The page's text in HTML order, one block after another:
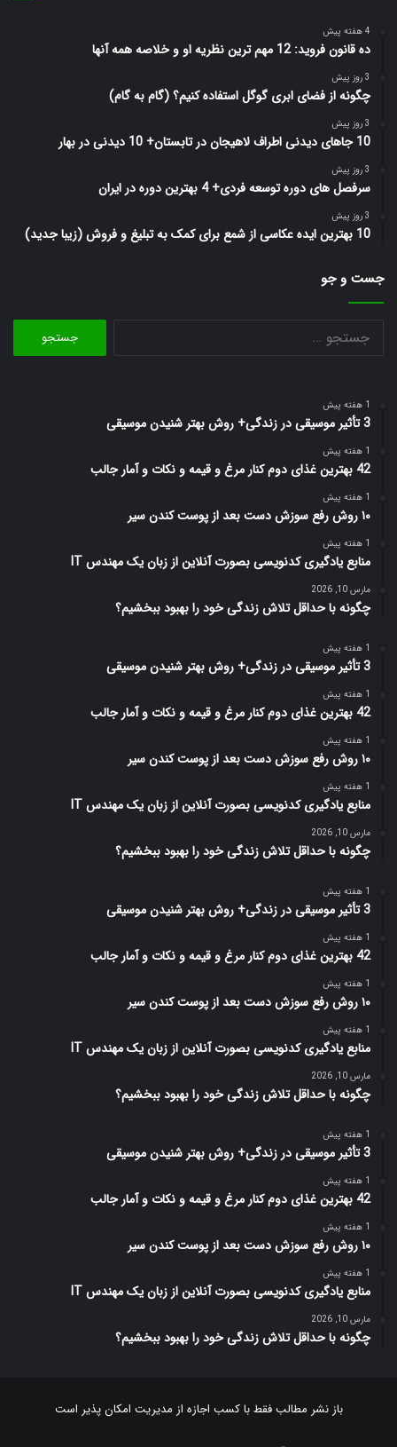
4 هفته پیش
ده قانون فروید: 12 مهم ترین نظریه او و خلاصه همه آنها
3 روز پیش
چگونه از فضای ابری گوگل استفاده کنیم؟ (گام به گام)
3 روز پیش
10 جاهای دیدنی اطراف لاهیجان در تابستان+ 10 دیدنی در بهار
3 روز پیش
سرفصل های دوره توسعه فردی+ 4 بهترین دوره در ایران
3 روز پیش
10 بهترین ایده عکاسی از شمع برای کمک به تبلیغ و فروش (زیبا جدید)
جست و جو
1 هفته پیش
3 تأثیر موسیقی در زندگی+ روش بهتر شنیدن موسیقی
1 هفته پیش
42 بهترین غذای دوم کنار مرغ و قیمه و نکات و آمار جالب
1 هفته پیش
۱۰ روش رفع سوزش دست بعد از پوست کندن سیر
1 هفته پیش
منابع یادگیری کدنویسی بصورت آنلاین از زبان یک مهندس IT
مارس 10, 2026
چگونه با حداقل تلاش زندگی خود را بهبود ببخشیم؟
1 هفته پیش
3 تأثیر موسیقی در زندگی+ روش بهتر شنیدن موسیقی
1 هفته پیش
42 بهترین غذای دوم کنار مرغ و قیمه و نکات و آمار جالب
1 هفته پیش
۱۰ روش رفع سوزش دست بعد از پوست کندن سیر
1 هفته پیش
منابع یادگیری کدنویسی بصورت آنلاین از زبان یک مهندس IT
مارس 10, 2026
چگونه با حداقل تلاش زندگی خود را بهبود ببخشیم؟
1 هفته پیش
3 تأثیر موسیقی در زندگی+ روش بهتر شنیدن موسیقی
1 هفته پیش
42 بهترین غذای دوم کنار مرغ و قیمه و نکات و آمار جالب
1 هفته پیش
۱۰ روش رفع سوزش دست بعد از پوست کندن سیر
1 هفته پیش
منابع یادگیری کدنویسی بصورت آنلاین از زبان یک مهندس IT
مارس 10, 2026
چگونه با حداقل تلاش زندگی خود را بهبود ببخشیم؟
1 هفته پیش
3 تأثیر موسیقی در زندگی+ روش بهتر شنیدن موسیقی
1 هفته پیش
42 بهترین غذای دوم کنار مرغ و قیمه و نکات و آمار جالب
1 هفته پیش
۱۰ روش رفع سوزش دست بعد از پوست کندن سیر
1 هفته پیش
منابع یادگیری کدنویسی بصورت آنلاین از زبان یک مهندس IT
مارس 10, 2026
چگونه با حداقل تلاش زندگی خود را بهبود ببخشیم؟
باز نشر مطالب فقط با کسب اجازه از مدیریت امکان پذیر است